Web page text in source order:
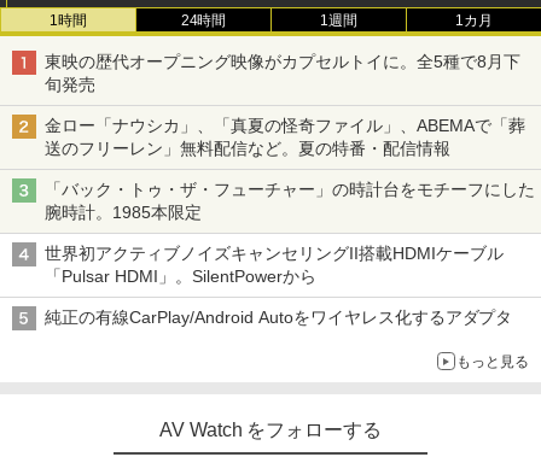
1時間 24時間 1週間 1カ月
東映の歴代オープニング映像がカプセルトイに。全5種で8月下
旬発売
金ロー「ナウシカ」、「真夏の怪奇ファイル」、ABEMAで「葬
送のフリーレン」無料配信など。夏の特番・配信情報
「バック・トゥ・ザ・フューチャー」の時計台をモチーフにした
腕時計。1985本限定
世界初アクティブノイズキャンセリングII搭載HDMIケーブル
「Pulsar HDMI」。SilentPowerから
純正の有線CarPlay/Android Autoをワイヤレス化するアダプタ
もっと見る
AV Watch をフォローする